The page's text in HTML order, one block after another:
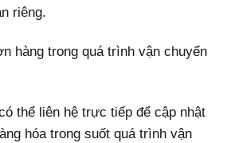
riêng.
hàng trong quá trình vận chuyển
thể liên hệ trực tiếp để cập nhật
hóa trong suốt quá trình vận